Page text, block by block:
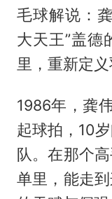
毛球解说：
大天王”盖德
里，重新定义
1986年，龚
起球拍，10
队。在那个
单里，能走